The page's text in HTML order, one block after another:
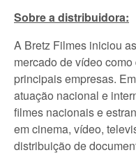
Sobre a distribuidora:
A Bretz Filmes iniciou
mercado de vídeo
principais empresas.
atuação nacional e
filmes nacionais e
em cinema, vídeo,
distribuição de